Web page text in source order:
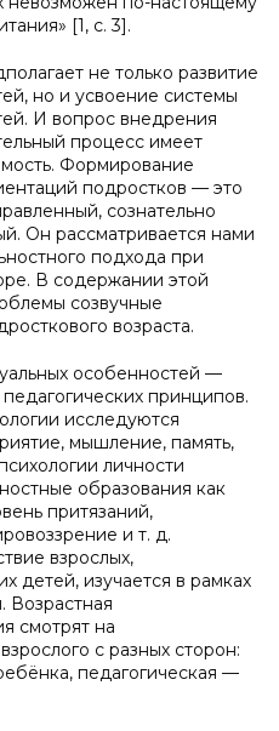
[1, с. 3].
не только развитие
но и усвоение системы
И вопрос внедрения
процесс имеет
Формирование
подростков — это
сознательно
Он рассматривается нами
подхода при
В содержании этой
созвучные
возраста.
особенностей —
принципов.
исследуются
мышление, память,
личности
образования как
притязаний,
и т. д.
взрослых,
детей, изучается в рамках
Возрастная
смотрят на
с разных сторон:
педагогическая —